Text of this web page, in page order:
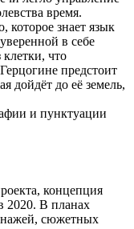
время.
которое знает язык
в себе
что
предстоит
дойдёт до её земель,
и пунктуации
концепция
2020. В планах
сюжетных